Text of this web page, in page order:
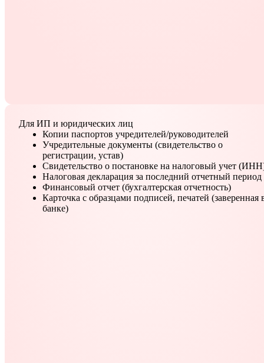
Для ИП и юридических лиц
Копии паспортов учредителей/руководителей
Учредительные документы (свидетельство о
регистрации, устав)
Свидетельство о постановке на налоговый учет
Налоговая декларация за последний отчетный период
Финансовый отчет (бухгалтерская отчетность)
Карточка с образцами подписей, печатей (заверенная
банке)